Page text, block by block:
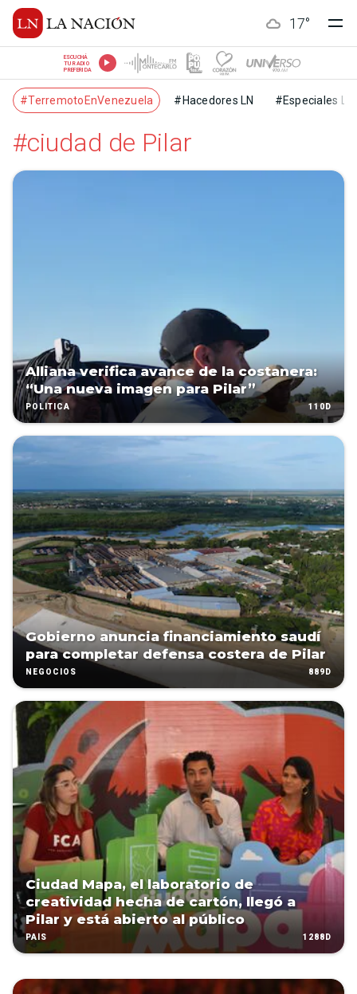
17°
ESCUCHÁ
TU RADIO
PREFERIDA
#TerremotoEnVenezuela #Hacedores LN #Especiales LN
#ciudad de Pilar
Alliana verifica avance de la costanera:
“Una nueva imagen para Pilar”
POLÍTICA 110D
Gobierno anuncia financiamiento saudí
para completar defensa costera de Pilar
NEGOCIOS 889D
Ciudad Mapa, el laboratorio de
creatividad hecha de cartón, llegó a
Pilar y está abierto al público
PAÍS 1288D